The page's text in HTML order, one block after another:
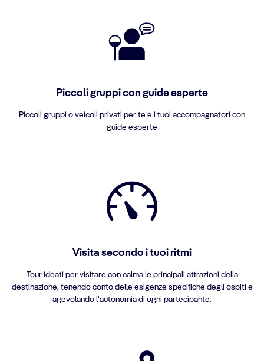
Piccoli gruppi con guide esperte
Piccoli gruppi o veicoli privati per te e i tuoi accompagnatori con
guide esperte
Visita secondo i tuoi ritmi
Tour ideati per visitare con calma le principali attrazioni della
destinazione, tenendo conto delle esigenze specifiche degli ospiti e
agevolando l'autonomia di ogni partecipante.